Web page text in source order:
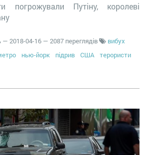
погрожували Путіну, королеві
— 2018-04-16 — 2087 переглядів
вибух
нью-йорк підрив США терористи